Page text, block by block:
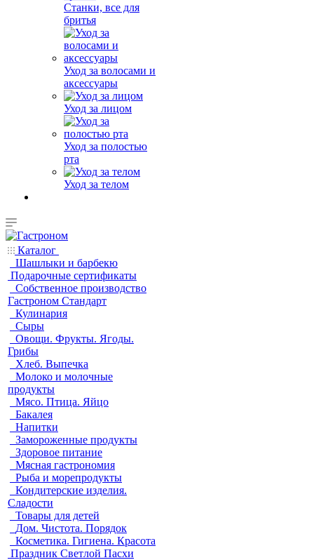
Станки, все для
бритья
Уход за волосами и
аксессуары
Уход за лицом
Уход за полостью
рта
Уход за телом
Каталог
Шашлыки и барбекю
Подарочные сертификаты
Собственное производство
Гастроном Стандарт
Кулинария
Сыры
Овощи. Фрукты. Ягоды.
Грибы
Хлеб. Выпечка
Молоко и молочные
продукты
Мясо. Птица. Яйцо
Бакалея
Напитки
Замороженные продукты
Здоровое питание
Мясная гастрономия
Рыба и морепродукты
Кондитерские изделия.
Сладости
Товары для детей
Дом. Чистота. Порядок
Косметика. Гигиена. Красота
Праздник Светлой Пасхи